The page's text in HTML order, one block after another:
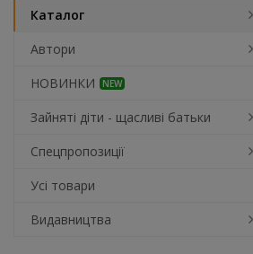
Каталог
Автори
НОВИНКИ
NEW
Зайняті діти - щасливі батьки
Спецпропозиції
Усі товари
Видавництва